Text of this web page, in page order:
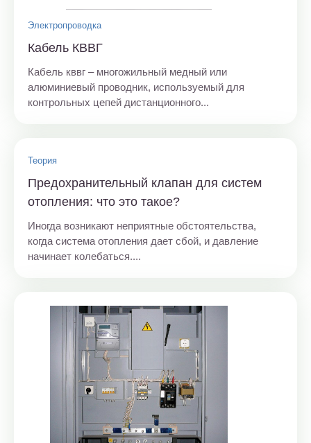
Электропроводка
Кабель КВВГ
Кабель кввг – многожильный медный или
алюминиевый проводник, используемый для
контрольных цепей дистанционного...
Теория
Предохранительный клапан для систем
отопления: что это такое?
Иногда возникают неприятные обстоятельства,
когда система отопления дает сбой, и давление
начинает колебаться....